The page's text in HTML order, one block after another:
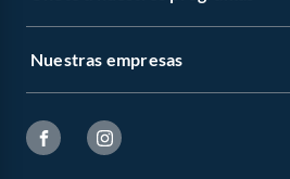
Nuestras empresas